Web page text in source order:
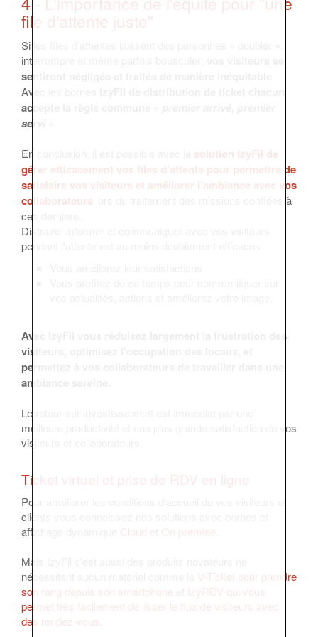
file d'attente juste"
Si les files d’attentes laissent des personnes « doubler »,
interrompre et même parfois bousculer;
sentiront négligés et traités de manière inéquitable
Avec les bornes
accepte la règle commune «
servi
En conclusion, il est possible avec la
solution IzyFil de
gérer efficacement vos files d’attente pour permettre de
satisfaire vos visiteurs et améliorer l’ambiance avec vos
collaborateurs lors du traitement des missions confiées à
ces derniers.
Distraire, informer et communiquer avec vos visiteurs
pendant l'attente est au moins doublement efficaces :
Avec IzyFil vous réduisez largement la frustration des
visiteurs, optimisez l’occupation des locaux, et
permettez à vos collaborateurs de travailler dans une
ambiance sereine.
Le retour sur investissement est immédiat par une
meilleure productivité et une plus grande satisfaction de vos
visiteurs et collaborateurs.
Ticket virtuel et prise de RDV en ligne
Pour améliorer les conditions d'accueil de vos visiteurs et
clients vous connaissez nos solutions avec bornes et
affichage dynamique Cloud On premise
Mais IzyFil c'est aussi des produits novateurs ne
nécessitant aucun matériel comme le V-Ticket pour prendre
son rang depuis son smartphone
IzyRDV qui vous
permet très facilement de lisser le flux de visiteurs avec
des rendez-vous.